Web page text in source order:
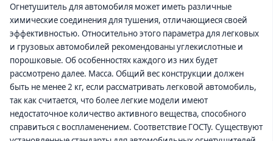
Огнетушитель для автомобиля может иметь различные
химические соединения для тушения, отличающиеся своей
эффективностью. Относительно этого параметра для легковых
и грузовых автомобилей рекомендованы углекислотные и
порошковые. Об особенностях каждого из них будет
рассмотрено далее. Масса. Общий вес конструкции должен
быть не менее 2 кг, если рассматривать легковой автомобиль,
так как считается, что более легкие модели имеют
недостаточное количество активного вещества, способного
справиться с воспламенением. Соответствие ГОСТу. Существуют